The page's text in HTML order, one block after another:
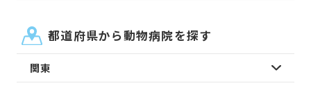
都道府県から動物病院を探す
関東